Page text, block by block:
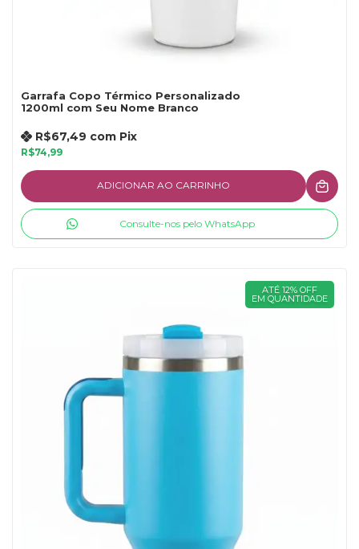
Garrafa Copo Térmico Personalizado
1200ml com Seu Nome Branco
R$74,99
R$67,49 com Pix
ADICIONAR AO CARRINHO
Consulte-nos pelo WhatsApp
ATÉ 12% OFF
EM QUANTIDADE